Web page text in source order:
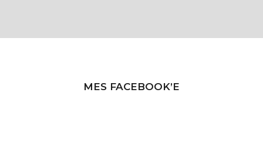
MES FACEBOOK’E